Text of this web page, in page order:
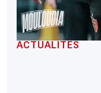
ACTUALITÉS